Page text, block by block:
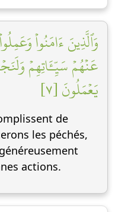
وَٱلَّذِينَ ءَامَنُواْ
عَنۡهُمۡ سَيِّـَٔاتِهِمۡ
يَعۡمَلُونَ [٧]
de
les péchés,
actions.